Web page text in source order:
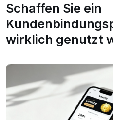
Schaffen Sie ein
wirklich genutzt